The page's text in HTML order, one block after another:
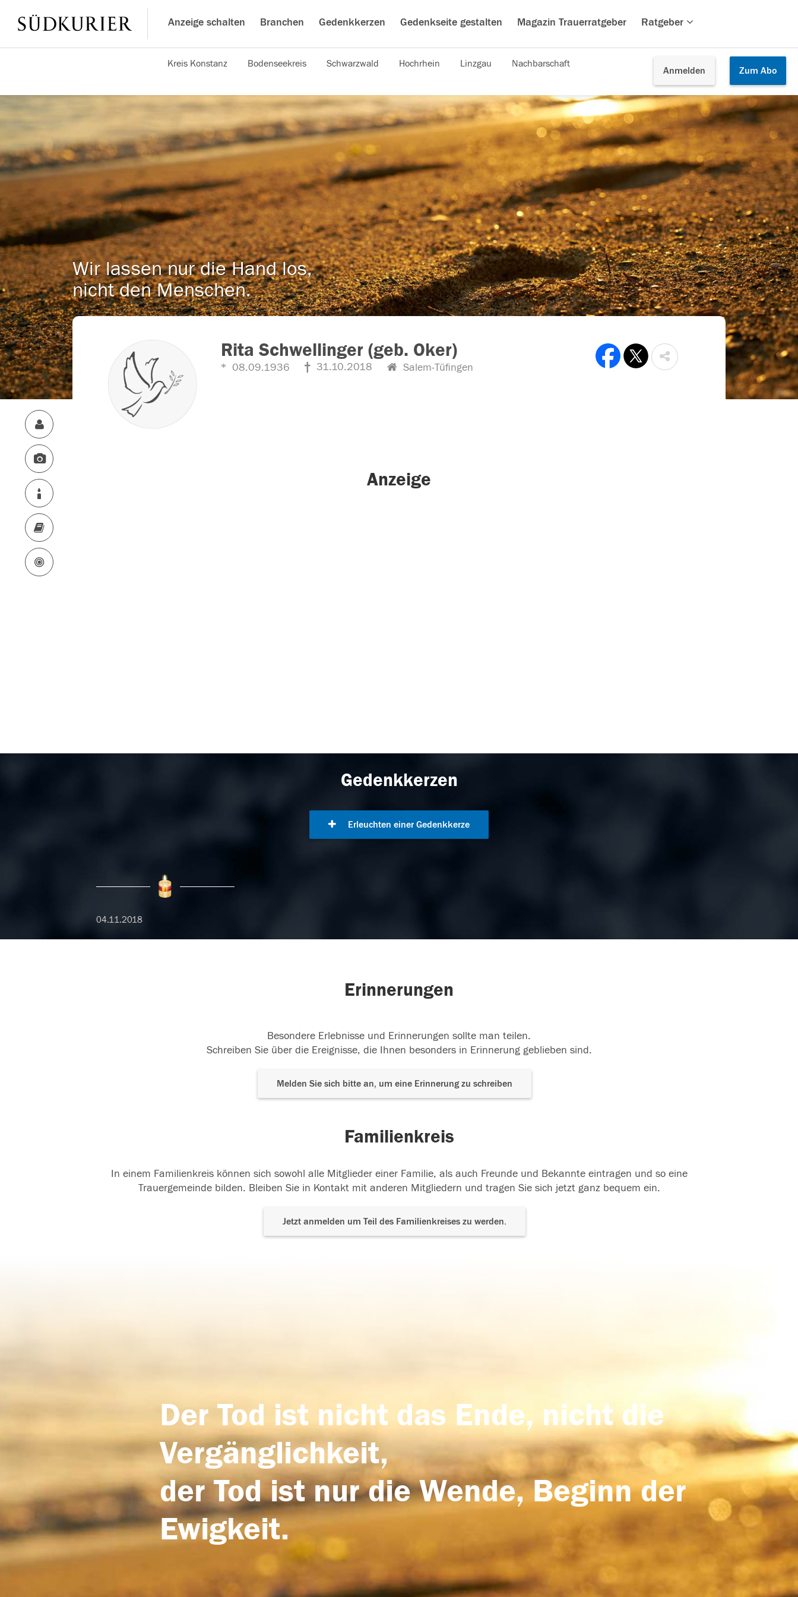
Anzeige schalten Branchen Gedenkkerzen Gedenkseite gestalten Magazin Trauerratgeber Ratgeber
Anmelden Zum Abo
Kreis Konstanz Bodenseekreis Schwarzwald Hochrhein Linzgau Nachbarschaft
Wir lassen nur die Hand los,
nicht den Menschen.
Rita Schwellinger (geb. Oker)
08.09.1936 31.10.2018 Salem-Tüfingen
Anzeige
Gedenkkerzen
Erleuchten einer Gedenkkerze
04.11.2018
Erinnerungen
Besondere Erlebnisse und Erinnerungen sollte man teilen.
Schreiben Sie über die Ereignisse, die Ihnen besonders in Erinnerung geblieben sind.
Melden Sie sich bitte an, um eine Erinnerung zu schreiben
Familienkreis
In einem Familienkreis können sich sowohl alle Mitglieder einer Familie, als auch Freunde und Bekannte eintragen und so eine
Trauergemeinde bilden. Bleiben Sie in Kontakt mit anderen Mitgliedern und tragen Sie sich jetzt ganz bequem ein.
Jetzt anmelden um Teil des Familienkreises zu werden.
Der Tod ist nicht das Ende, nicht die
Vergänglichkeit,
der Tod ist nur die Wende, Beginn der
Ewigkeit.